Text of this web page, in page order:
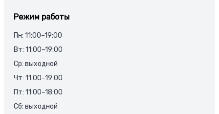
Режим работы
Пн: 11:00–19:00
Вт: 11:00–19:00
Ср: выходной
Чт: 11:00–19:00
Пт: 11:00–18:00
Сб: выходной